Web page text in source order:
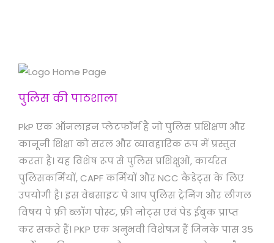
पुलिस की पाठशाला
PkP एक ऑनलाइन प्लेटफॉर्म है जो पुलिस प्रशिक्षण और
कानूनी शिक्षा को सरल और व्यावहारिक रूप में प्रस्तुत
करता है। यह विशेष रूप से पुलिस प्रशिक्षुओं, कार्यरत
पुलिसकर्मियों, CAPF कर्मियों और NCC कैडेट्स के लिए
उपयोगी है। इस वेबसाइट पे आप पुलिस ट्रेनिंग और लीगल
विषय पे फ्री ब्लॉग पोस्ट, फ्री नोट्स एवं पेड ईबुक प्राप्त
कर सकते हैं। PKP एक अनुभवी विशेषज्ञ हैं जिनके पास 35